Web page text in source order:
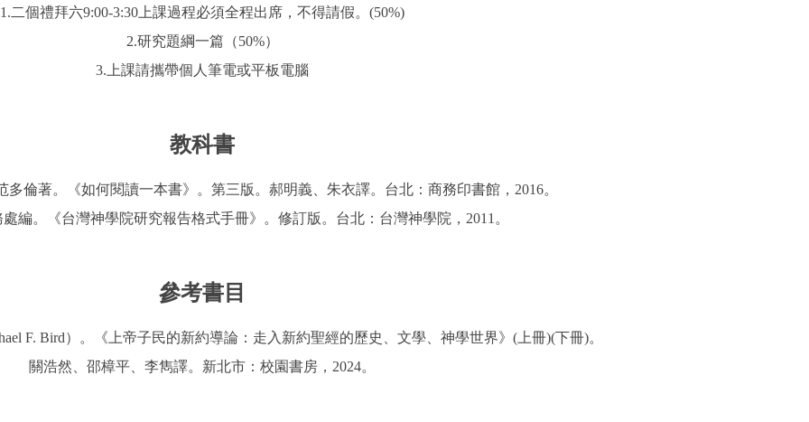
1.二個禮拜六9:00-3:30上課過程必須全程出席，不得請假。(50%)
2.研究題綱一篇（50%）
3.上課請攜帶個人筆電或平板電腦
教科書
多倫著。《如何閱讀一本書》。第三版。郝明義、朱衣譯。台北：商務印書館，2016。
編。《台灣神學院研究報告格式手冊》。修訂版。台北：台灣神學院，2011。
參考書目
F. Bird）。《上帝子民的新約導論：走入新約聖經的歷史、文學、神學世界》(上冊)(下冊)。
關浩然、邵樟平、李雋譯。新北市：校園書房，2024。